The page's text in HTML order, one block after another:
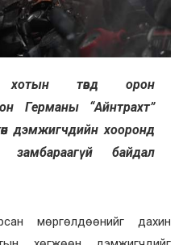
хотын төвд орон
Германы “Айнтрахт”
дэмжигчдийн хооронд
замбараагүй байдал
мөргөлдөөнийг дахин